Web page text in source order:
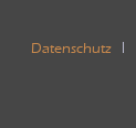
Datenschutz